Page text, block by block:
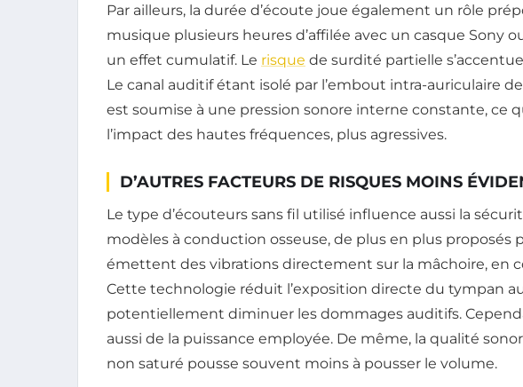
Par ailleurs, la durée d’écoute joue également un rôle
musique plusieurs heures d’affilée avec un casque Sony
un effet cumulatif. Le risque de surdité partielle
Le canal auditif étant isolé par l’embout intra-auriculaire
est soumise à une pression sonore interne constante, ce
l’impact des hautes fréquences, plus agressives.
D’AUTRES FACTEURS DE RISQUES MOINS
Le type d’écouteurs sans fil utilisé influence aussi la
modèles à conduction osseuse, de plus en plus proposés
émettent des vibrations directement sur la mâchoire, en
Cette technologie réduit l’exposition directe du tympan
potentiellement diminuer les dommages auditifs.
aussi de la puissance employée. De même, la qualité
non saturé pousse souvent moins à pousser le volume.